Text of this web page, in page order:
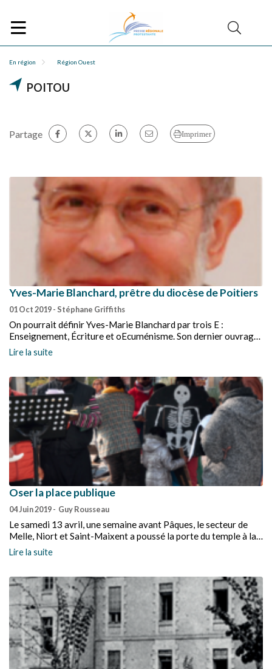
En région Région Ouest
POITOU
Partage Imprimer
Yves-Marie Blanchard, prêtre du diocèse de Poitiers
01 Oct 2019- Stéphane Griffiths
On pourrait définir Yves-Marie Blanchard par trois E :
Enseignement, Écriture et oEcuménisme. Son dernier ouvrage,
La Bible, parole une et plurielle, sort le 28 août aux éditions
Salvator. À cette occasion, nous l’avons rencontré.
Lire la suite
Oser la place publique
04 Juin 2019- Guy Rousseau
Le samedi 13 avril, une semaine avant Pâques, le secteur de
Melle, Niort et Saint-Maixent a poussé la porte du temple à la
rencontre des Saint-Maxentais.
Lire la suite